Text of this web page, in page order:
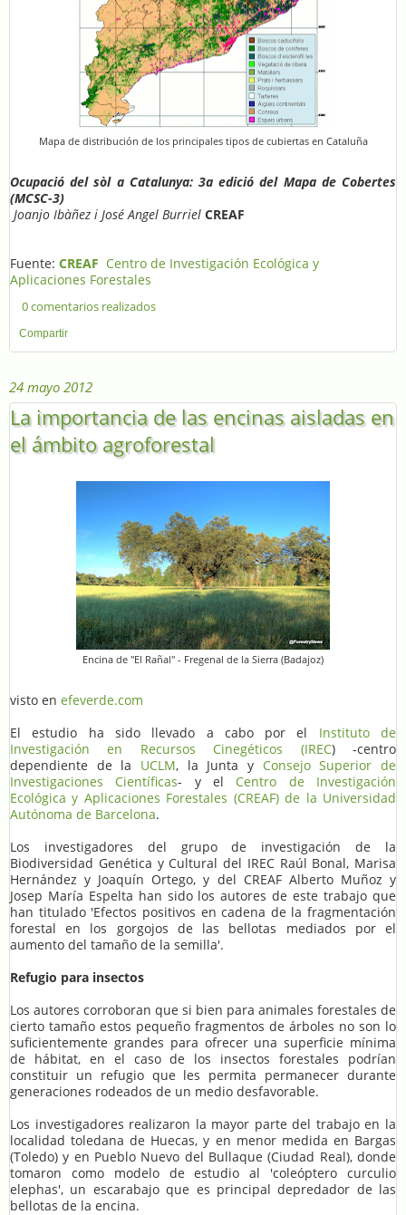
Mapa de distribución de los principales tipos de cubiertas en Cataluña
Ocupació del sòl a Catalunya: 3a edició del Mapa de Cobertes
(MCSC-3)
Joanjo Ibàñez i José Angel Burriel CREAF
Fuente: CREAF Centro de Investigación Ecológica y
Aplicaciones Forestales
0 comentarios realizados
Compartir
24 mayo 2012
La importancia de las encinas aisladas en
el ámbito agroforestal
Encina de "El Rañal" - Fregenal de la Sierra (Badajoz)
visto en efeverde.com
El estudio ha sido llevado a cabo por el Instituto de
Investigación en Recursos Cinegéticos (IREC) -centro
dependiente de la UCLM, la Junta y Consejo Superior de
Investigaciones Científicas- y el Centro de Investigación
Ecológica y Aplicaciones Forestales (CREAF) de la Universidad
Autónoma de Barcelona.
Los investigadores del grupo de investigación de la
Biodiversidad Genética y Cultural del IREC Raúl Bonal, Marisa
Hernández y Joaquín Ortego, y del CREAF Alberto Muñoz y
Josep María Espelta han sido los autores de este trabajo que
han titulado 'Efectos positivos en cadena de la fragmentación
forestal en los gorgojos de las bellotas mediados por el
aumento del tamaño de la semilla'.
Refugio para insectos
Los autores corroboran que si bien para animales forestales de
cierto tamaño estos pequeño fragmentos de árboles no son lo
suficientemente grandes para ofrecer una superficie mínima
de hábitat, en el caso de los insectos forestales podrían
constituir un refugio que les permita permanecer durante
generaciones rodeados de un medio desfavorable.
Los investigadores realizaron la mayor parte del trabajo en la
localidad toledana de Huecas, y en menor medida en Bargas
(Toledo) y en Pueblo Nuevo del Bullaque (Ciudad Real), donde
tomaron como modelo de estudio al 'coleóptero curculio
elephas', un escarabajo que es principal depredador de las
bellotas de la encina.